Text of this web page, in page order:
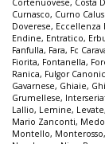
Cortenuovese, Costa
Curnasco, Curno
Doverese, Eccellenza
Endine, Entratico,
Fanfulla, Fara, Fc
Fiorita, Fontanella,
Ranica, Fulgor
Gavarnese, Ghiaie,
Grumellese,
Lallio, Lemine, Levate,
Mario Zanconti,
Montello, Monterosso,